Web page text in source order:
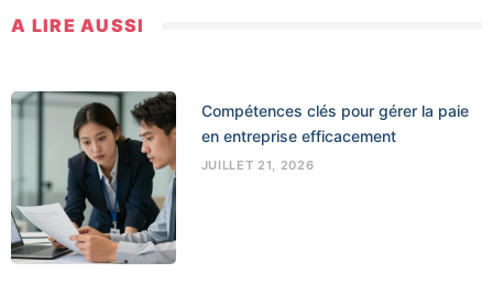
A LIRE AUSSI
Compétences clés pour gérer la paie
en entreprise efficacement
JUILLET 21, 2026